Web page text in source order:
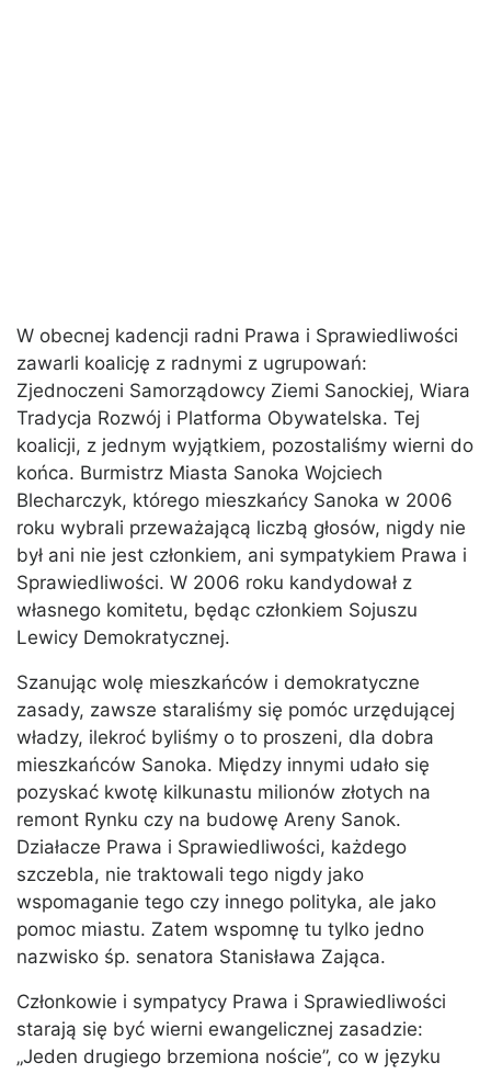
W obecnej kadencji radni Prawa i Sprawiedliwości
zawarli koalicję z radnymi z ugrupowań:
Zjednoczeni Samorządowcy Ziemi Sanockiej, Wiara
Tradycja Rozwój i Platforma Obywatelska. Tej
koalicji, z jednym wyjątkiem, pozostaliśmy wierni do
końca. Burmistrz Miasta Sanoka Wojciech
Blecharczyk, którego mieszkańcy Sanoka w 2006
roku wybrali przeważającą liczbą głosów, nigdy nie
był ani nie jest członkiem, ani sympatykiem Prawa i
Sprawiedliwości. W 2006 roku kandydował z
własnego komitetu, będąc członkiem Sojuszu
Lewicy Demokratycznej.
Szanując wolę mieszkańców i demokratyczne
zasady, zawsze staraliśmy się pomóc urzędującej
władzy, ilekroć byliśmy o to proszeni, dla dobra
mieszkańców Sanoka. Między innymi udało się
pozyskać kwotę kilkunastu milionów złotych na
remont Rynku czy na budowę Areny Sanok.
Działacze Prawa i Sprawiedliwości, każdego
szczebla, nie traktowali tego nigdy jako
wspomaganie tego czy innego polityka, ale jako
pomoc miastu. Zatem wspomnę tu tylko jedno
nazwisko śp. senatora Stanisława Zająca.
Członkowie i sympatycy Prawa i Sprawiedliwości
starają się być wierni ewangelicznej zasadzie:
„Jeden drugiego brzemiona noście”, co w języku